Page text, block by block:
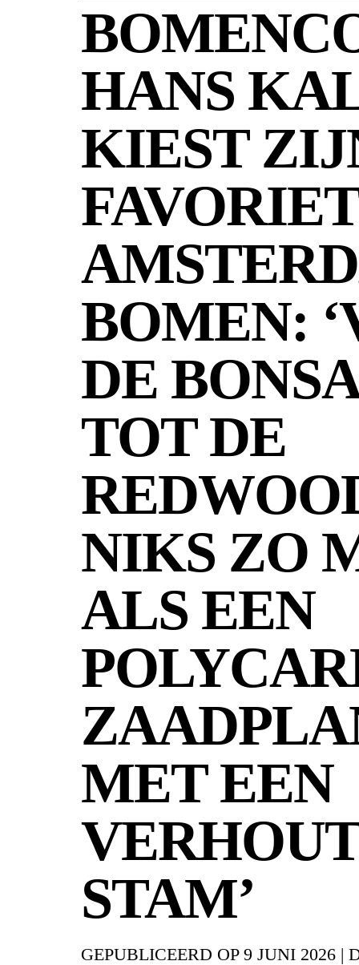
HANS
KIEST
BOMEN:
DE
TOT DE
NIKS ZO
ALS EEN
MET EEN
STAM’
GEPUBLICEERD OP 9 JUNI 2026 |